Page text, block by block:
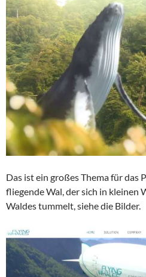
Das ist ein großes Thema für das
fliegende Wal, der sich in kleinen
Waldes tummelt, siehe die Bilder.